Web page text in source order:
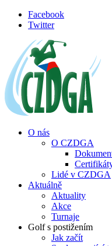
Přejít k hlavnímu obsahu
Facebook
Twitter
O nás
O CZDGA
Lidé v CZDGA
Aktuálně
Aktuality
Akce
Turnaje
Golf s postižením
Jak začít